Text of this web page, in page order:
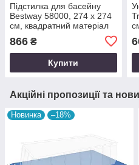
Підстилка для басейну
Bestway 58000, 274 х 274
см, квадратний матеріал
866 ₴
Купити
Акційні пропозиції та
Новинка –18%